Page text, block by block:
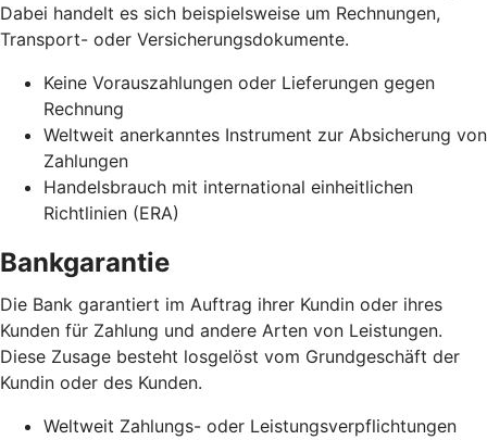
Dabei handelt es sich beispielsweise um Rechnungen,
Transport- oder Versicherungsdokumente.
Keine Vorauszahlungen oder Lieferungen gegen
Rechnung
Weltweit anerkanntes Instrument zur Absicherung von
Zahlungen
Handelsbrauch mit international einheitlichen
Richtlinien (ERA)
Bankgarantie
Die Bank garantiert im Auftrag ihrer Kundin oder ihres
Kunden für Zahlung und andere Arten von Leistungen.
Diese Zusage besteht losgelöst vom Grundgeschäft der
Kundin oder des Kunden.
Weltweit Zahlungs- oder Leistungsverpflichtungen